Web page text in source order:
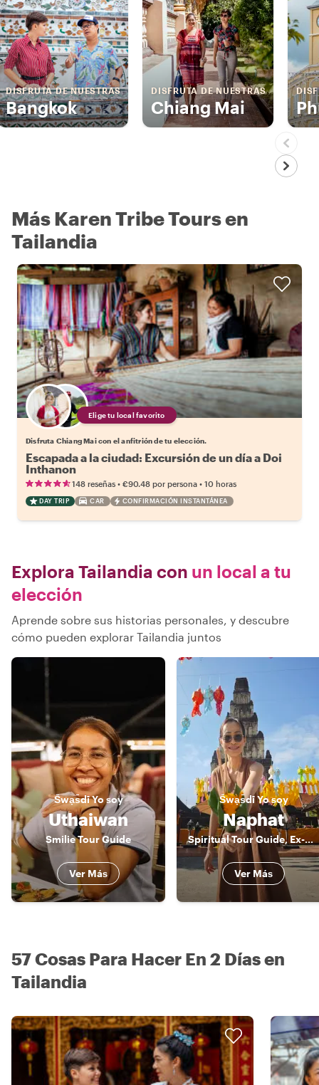
DISFRUTA DE NUESTRAS
Bangkok
DISFRUTA DE NUESTRAS
Chiang Mai
Más Karen Tribe Tours en
Tailandia
Elige tu local favorito
Disfruta Chiang Mai con el anfitrión de tu elección.
Escapada a la ciudad: Excursión de un día a Doi
Inthanon
148 reseñas • €90.48 por persona • 10 horas
DAY TRIP CAR CONFIRMACIÓN INSTANTÁNEA
Explora Tailandia con un local a tu
elección
Aprende sobre sus historias personales, y descubre
cómo pueden explorar Tailandia juntos
S̄wạs̄dīYo soy
Uthaiwan
Smilie Tour Guide
Ver Más
S̄wạs̄dīYo soy
Naphat
Spiritual Tour Guide, Ex-Buddhist Nun and Trained Guide For All Accessible tourism
Ver Más
57 Cosas Para Hacer En 2 Días en
Tailandia